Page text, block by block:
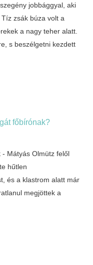
jobbággyal, aki
zsák búza volt a
a nagy teher alatt.
s beszélgetni kezdett
főbírónak?
Mátyás Olmütz felől
hűtlen
és a klastrom alatt már
megjöttek a